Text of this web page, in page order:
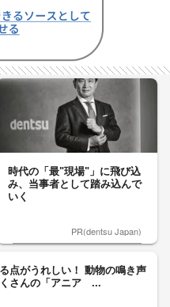
時代の「最"現場"」に飛び込
み、当事者として踏み込んで
いく
PR(dentsu Japan)
点がうれしい！ 動物の鳴き声
さんの「アニア ...